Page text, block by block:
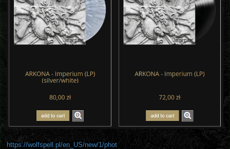
https://wolfspell.pl/en_US/new/1/phot